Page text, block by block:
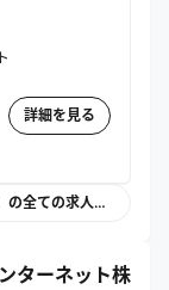
詳細を見る
日本経済新聞社（エンジニア、UIUXデザイナー）の全ての求人を見る
ターネット株